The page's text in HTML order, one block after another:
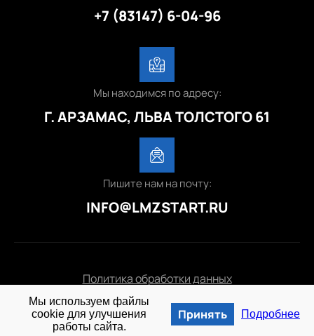
+7 (83147) 6-04-96
Г. АРЗАМАС, ЛЬВА ТОЛСТОГО 61
Мы находимся по адресу:
INFO@LMZSTART.RU
Пишите нам на почту:
Политика обработки данных
© 2025 lmzstart.ru
Мы используем файлы
cookie для улучшения
работы сайта.
Принять Подробнее